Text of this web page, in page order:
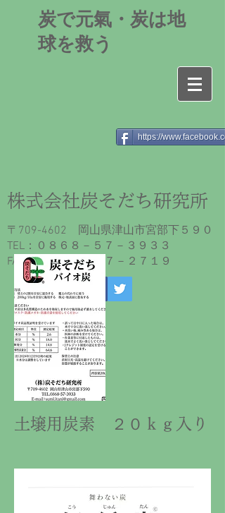
​炭で元氣・炭は地
球を救う
https://
​株式会社炭そだち研究所
〒709-4602 岡山県津山市宮部下５９０
​TEL：０８６８－５７－３９３３
FAX：０８６８－５７－２７１９
土壌用炭素 ２０ｋｇ入り​